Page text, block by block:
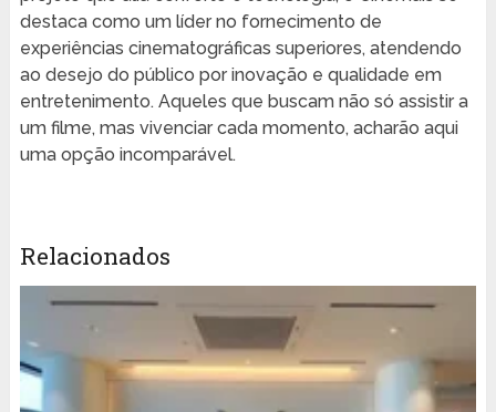
destaca como um líder no fornecimento de
experiências cinematográficas superiores, atendendo
ao desejo do público por inovação e qualidade em
entretenimento. Aqueles que buscam não só assistir a
um filme, mas vivenciar cada momento, acharão aqui
uma opção incomparável.
Relacionados